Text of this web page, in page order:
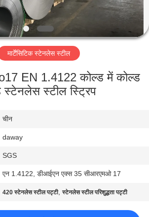
मार्टेंसिटिक स्टेनलेस स्टील
EN 1.4122 कोल्ड में कोल्ड
स्टेनलेस स्टील स्ट्रिप
चीन
daway
SGS
एन 1.4122, डीआईएन एक्स 35 सीआरएमओ 17
420 स्टेनलेस स्टील पट्टी,स्टेनलेस स्टील परिशुद्धता पट्टी